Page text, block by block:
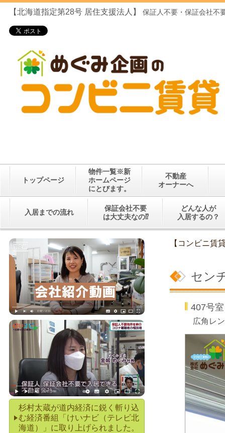
【北海道指定第28号 居住支援法人】 保証人不要・保証会社不
トップページ
物件一覧※新
ホームページ
にとびます。
不動産
オーナーへ
入居までの流れ
保証会社不要
は大丈夫なの⁉
どんな人が
入居するの？
【コンビニ賃
セン
407号
広角レ
杉村太蔵が道内経済に鋭く斬り込
む経済番組「けいナビ（テレビ北
海道）」に取り上げられました。